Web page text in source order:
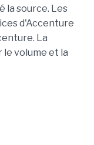
la source. Les
d'Accenture
La
le volume et la